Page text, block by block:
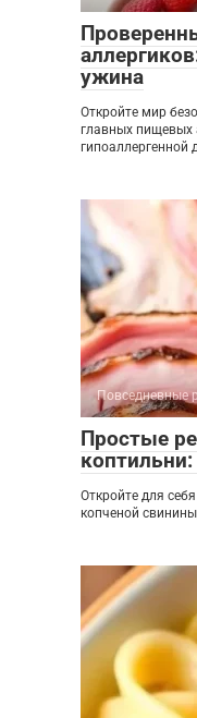
ужина
Откройте мир
главных пищевых
гипоаллергенной
Повседневные
Простые
коптильни:
Откройте для
копченой